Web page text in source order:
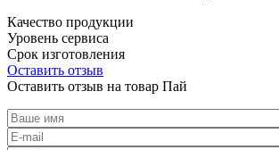
Качество продукции
Уровень сервиса
Срок изготовления
Оставить отзыв
Оставить отзыв на товар Пай